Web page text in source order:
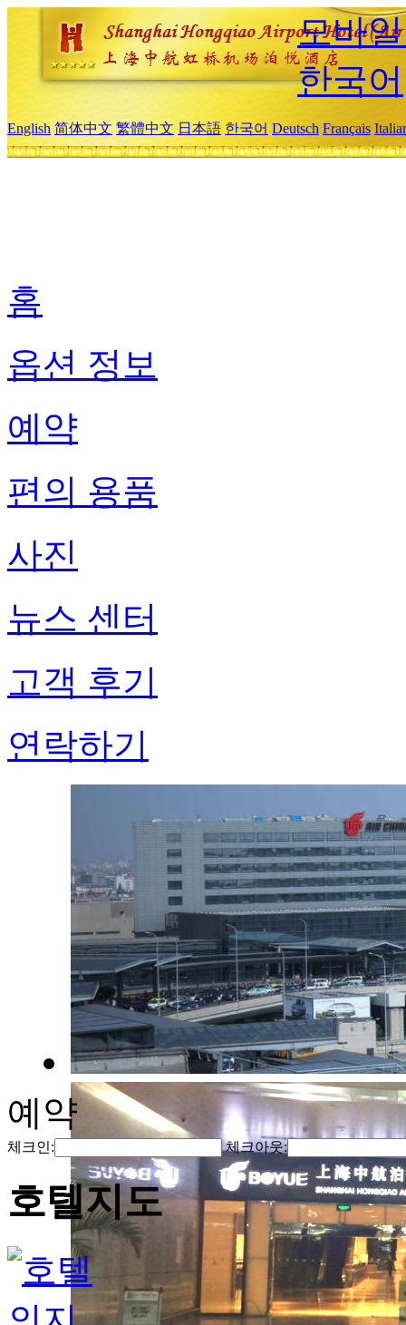
모바
한국어
English 简体中文 繁體中文 日本語 한국어 Deutsch Français
홈
옵션 정보
예약
편의 용품
사진
뉴스 센터
고객 후기
연락하기
예약
체크인: 체크아웃:
호텔지도